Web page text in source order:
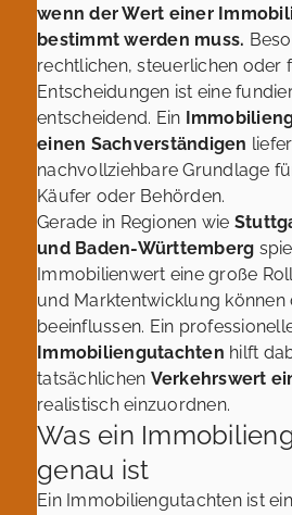
wenn der Wert einer
bestimmt werden muss.
rechtlichen, steuerlichen oder
Entscheidungen ist eine
entscheidend. Ein
einen Sachverständigen
nachvollziehbare Grundlage
Käufer oder Behörden.
Gerade in Regionen wie
und Baden-Württemberg
Immobilienwert eine große
und Marktentwicklung können
beeinflussen. Ein
Immobiliengutachten hilft
tatsächlichen Verkehrswert
realistisch einzuordnen.
Was ein
genau ist
Ein Immobiliengutachten ist